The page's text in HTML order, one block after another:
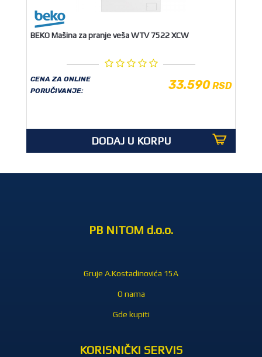
BEKO Mašina za pranje veša WTV 7522 XCW
CENA ZA ONLINE
PORUČIVANJE:
33.590RSD
DODAJ U KORPU
PB NITOM d.o.o.
Gruje A.Kostadinovića 15A
O nama
Gde kupiti
KORISNIČKI SERVIS